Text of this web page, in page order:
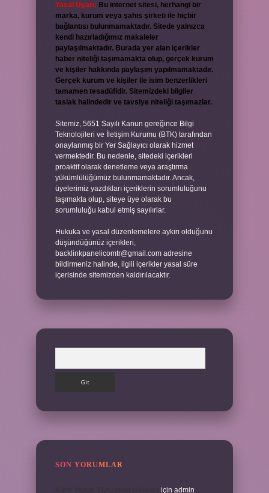
Yasal Uyarı: Bu internet sitesi, herhangi bir
marka, kurum veya şahıs şirketi ile hiçbir
bağlantısı bulunmamaktadır. Sitede yalnızca
kendi hazırladığımız makaleler
paylaşılmaktadır. Burada yer alan içerikler
haber niteliği taşımamakta olup, gerçek kurum
ve kişiler hakkında paylaşım yapılmamaktadır.
Gerçek kurum ve kişiler ile isim benzerlikleri
tamamen tesadüfidir. Sitemizdeki bilgiler
taslak halindedir ve tavsiye niteliği taşımazlar.
Sitemiz, 5651 Sayılı Kanun gereğince Bilgi
Teknolojileri ve İletişim Kurumu (BTK) tarafından
onaylanmış bir Yer Sağlayıcı olarak hizmet
vermektedir. Bu nedenle, sitedeki içerikleri
proaktif olarak denetleme veya araştırma
yükümlülüğümüz bulunmamaktadır. Ancak,
üyelerimiz yazdıkları içeriklerin sorumluluğunu
taşımakta olup, siteye üye olarak bu
sorumluluğu kabul etmiş sayılırlar.
Hukuka ve yasal düzenlemelere aykırı olduğunu
düşündüğünüz içerikleri,
backlinkpanelicomtr@gmail.com adresine
bildirmeniz halinde, ilgili içerikler yasal süre
içerisinde sitemizden kaldırılacaktır.
SON YORUMLAR
Alerji Yapan Yiyecekler Nelerdir için admin